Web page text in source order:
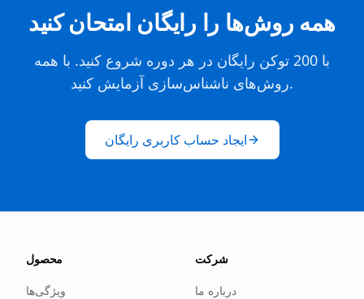
همه روش‌ها را رایگان امتحان کنید
با 200 توکن رایگان در هر دوره شروع کنید. با همه
روش‌های ناشناس‌سازی آزمایش کنید.
ایجاد حساب کاربری رایگان
محصول
ویژگی‌ها
شرکت
درباره ما